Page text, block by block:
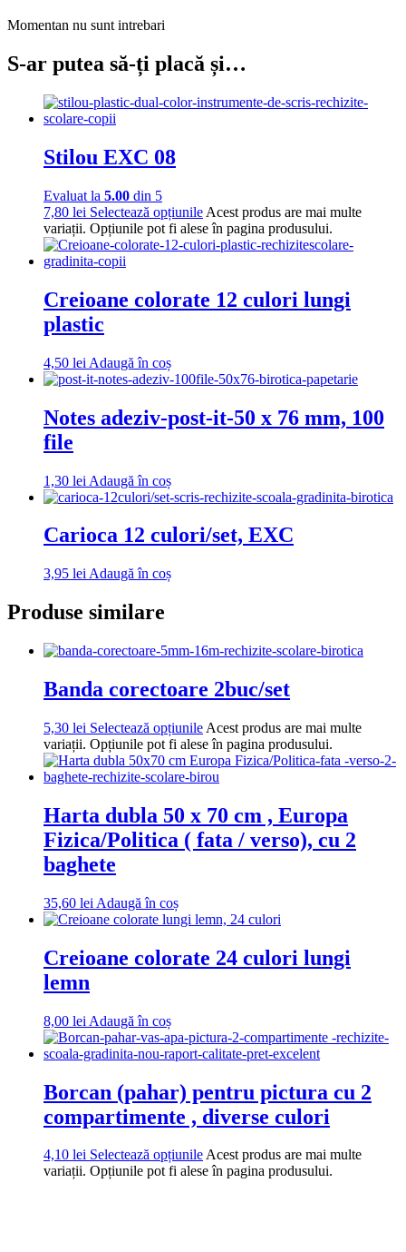
Momentan nu sunt intrebari
S-ar putea să-ți placă și…
Stilou EXC 08
Evaluat la 5.00 din 5
7,80 lei Selectează opțiunile Acest produs are mai multe
variații. Opțiunile pot fi alese în pagina produsului.
Creioane colorate 12 culori lungi
plastic
4,50 lei Adaugă în coș
Notes adeziv-post-it-50 x 76 mm, 100
file
1,30 lei Adaugă în coș
Carioca 12 culori/set, EXC
3,95 lei Adaugă în coș
Produse similare
Banda corectoare 2buc/set
5,30 lei Selectează opțiunile Acest produs are mai multe
variații. Opțiunile pot fi alese în pagina produsului.
Harta dubla 50 x 70 cm , Europa
Fizica/Politica ( fata / verso), cu 2
baghete
35,60 lei Adaugă în coș
Creioane colorate 24 culori lungi
lemn
8,00 lei Adaugă în coș
Borcan (pahar) pentru pictura cu 2
compartimente , diverse culori
4,10 lei Selectează opțiunileAcest produs are mai multe
variații. Opțiunile pot fi alese în pagina produsului.